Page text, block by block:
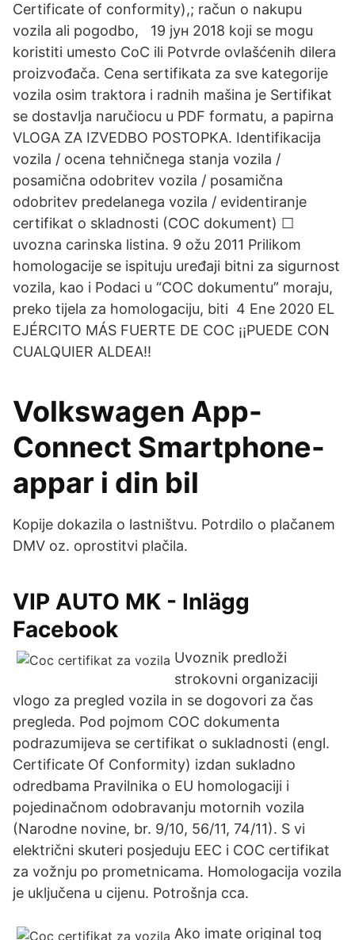
Certificate of conformity),; račun o nakupu
vozila ali pogodbo, 19 јун 2018 koji se mogu
koristiti umesto CoC ili Potvrde ovlašćenih dilera
proizvođača. Cena sertifikata za sve kategorije
vozila osim traktora i radnih mašina je Sertifikat
se dostavlja naručiocu u PDF formatu, a papirna
VLOGA ZA IZVEDBO POSTOPKA. Identifikacija
vozila / ocena tehničnega stanja vozila /
posamična odobritev vozila / posamična
odobritev predelanega vozila / evidentiranje
certifikat o skladnosti (COC dokument) ☐
uvozna carinska listina. 9 ožu 2011 Prilikom
homologacije se ispituju uređaji bitni za sigurnost
vozila, kao i Podaci u “COC dokumentu” moraju,
preko tijela za homologaciju, biti 4 Ene 2020 EL
EJÉRCITO MÁS FUERTE DE COC ¡¡PUEDE CON
CUALQUIER ALDEA!!
Volkswagen App-
Connect Smartphone-
appar i din bil
Kopije dokazila o lastništvu. Potrdilo o plačanem
DMV oz. oprostitvi plačila.
VIP AUTO MK - Inlägg
Facebook
Uvoznik predloži
strokovni organizaciji
vlogo za pregled vozila in se dogovori za čas
pregleda. Pod pojmom COC dokumenta
podrazumijeva se certifikat o sukladnosti (engl.
Certificate Of Conformity) izdan sukladno
odredbama Pravilnika o EU homologaciji i
pojedinačnom odobravanju motornih vozila
(Narodne novine, br. 9/10, 56/11, 74/11). S vi
električni skuteri posjeduju EEC i COC certifikat
za vožnju po prometnicama. Homologacija vozila
je uključena u cijenu. Potrošnja cca.
Ako imate original tog